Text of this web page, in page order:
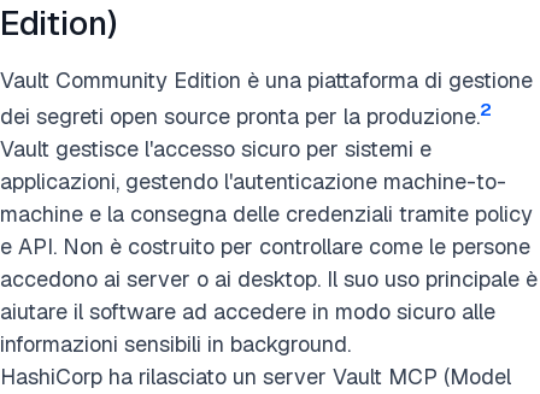
Edition)
Vault Community Edition è una piattaforma di gestione
dei segreti open source pronta per la produzione.2
Vault gestisce l'accesso sicuro per sistemi e
applicazioni, gestendo l'autenticazione machine-to-
machine e la consegna delle credenziali tramite policy
e API. Non è costruito per controllare come le persone
accedono ai server o ai desktop. Il suo uso principale è
aiutare il software ad accedere in modo sicuro alle
informazioni sensibili in background.
HashiCorp ha rilasciato un server Vault MCP (Model